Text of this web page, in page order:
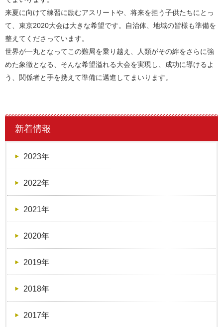
来夏に向けて練習に励むアスリートや、将来を担う子供たちにとっ
て、東京2020大会は大きな希望です。自治体、地域の皆様も準備を
整えてくださっています。
世界が一丸となってこの難局を乗り越え、人類がその絆をさらに強
めた象徴となる、そんな希望溢れる大会を実現し、成功に導けるよ
う、関係者と手を携えて準備に邁進してまいります。
新着情報
2023年
2022年
2021年
2020年
2019年
2018年
2017年